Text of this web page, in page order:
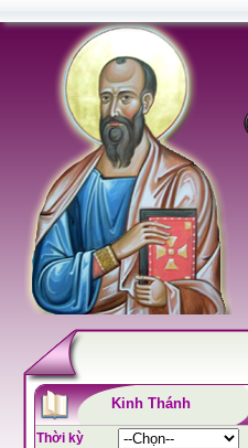
Kinh Thánh
Thời kỳ